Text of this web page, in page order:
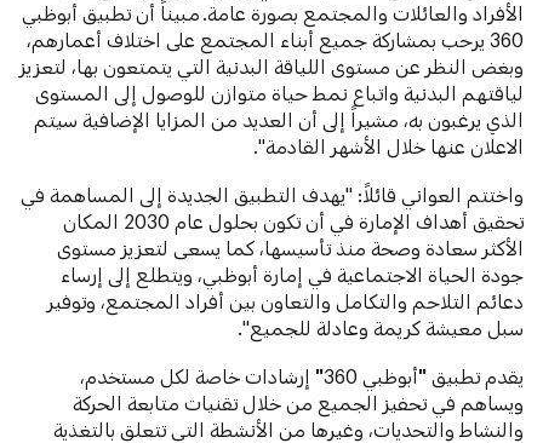
الأفراد والعائلات والمجتمع بصورة عامة. مبيناً أن تطبيق أبوظبي
360 يرحب بمشاركة جميع أبناء المجتمع على اختلاف أعمارهم،
وبغض النظر عن مستوى اللياقة البدنية التي يتمتعون بها، لتعزيز
لياقتهم البدنية واتباع نمط حياة متوازن للوصول إلى المستوى
الذي يرغبون به، مشيراً إلى أن العديد من المزايا الإضافية سيتم
الاعلان عنها خلال الأشهر القادمة".
واختتم العواني قائلاً: "يهدف التطبيق الجديدة إلى المساهمة في
تحقيق أهداف الإمارة في أن تكون بحلول عام 2030 المكان
الأكثر سعادة وصحة منذ تأسيسها، كما يسعى لتعزيز مستوى
جودة الحياة الاجتماعية في إمارة أبوظبي، ويتطلع إلى إرساء
دعائم التلاحم والتكامل والتعاون بين أفراد المجتمع، وتوفير
سبل معيشة كريمة وعادلة للجميع".
يقدم تطبيق "أبوظبي 360 " إرشادات خاصة لكل مستخدم،
ويساهم في تحفيز الجميع من خلال تقنيات متابعة الحركة
والنشاط والتحديات، وغيرها من الأنشطة التي تتعلق بالتغذية